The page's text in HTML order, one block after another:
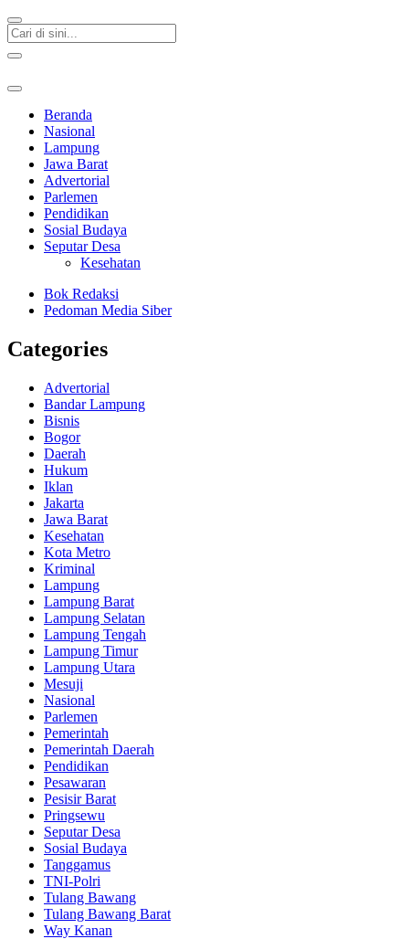
Beranda
Nasional
Lampung
Jawa Barat
Advertorial
Parlemen
Pendidikan
Sosial Budaya
Seputar Desa
Kesehatan
Bok Redaksi
Pedoman Media Siber
Categories
Advertorial
Bandar Lampung
Bisnis
Bogor
Daerah
Hukum
Iklan
Jakarta
Jawa Barat
Kesehatan
Kota Metro
Kriminal
Lampung
Lampung Barat
Lampung Selatan
Lampung Tengah
Lampung Timur
Lampung Utara
Mesuji
Nasional
Parlemen
Pemerintah
Pemerintah Daerah
Pendidikan
Pesawaran
Pesisir Barat
Pringsewu
Seputar Desa
Sosial Budaya
Tanggamus
TNI-Polri
Tulang Bawang
Tulang Bawang Barat
Way Kanan